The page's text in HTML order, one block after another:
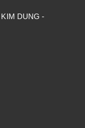
DUNG -